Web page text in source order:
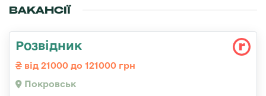
ВАКАНСІЇ
Розвідник
від 21000 до 121000 грн
Покровськ